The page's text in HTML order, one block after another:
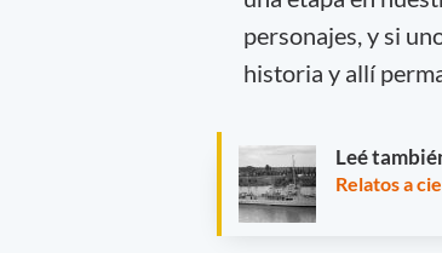
personajes, y si
historia y allí
Leé
Relatos a